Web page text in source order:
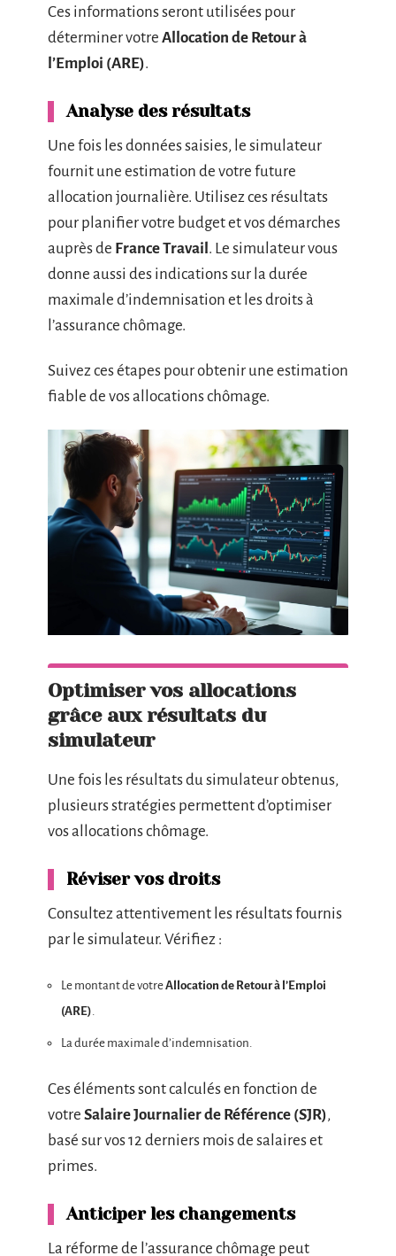
Ces informations seront utilisées pour
déterminer votre Allocation de Retour à
l’Emploi (ARE).
Analyse des résultats
Une fois les données saisies, le simulateur
fournit une estimation de votre future
allocation journalière. Utilisez ces résultats
pour planifier votre budget et vos démarches
auprès de France Travail. Le simulateur vous
donne aussi des indications sur la durée
maximale d’indemnisation et les droits à
l’assurance chômage.
Suivez ces étapes pour obtenir une estimation
fiable de vos allocations chômage.
Optimiser vos allocations
grâce aux résultats du
simulateur
Une fois les résultats du simulateur obtenus,
plusieurs stratégies permettent d’optimiser
vos allocations chômage.
Réviser vos droits
Consultez attentivement les résultats fournis
par le simulateur. Vérifiez :
Le montant de votreAllocation de Retour à l’Emploi
(ARE)
La durée maximale d’indemnisation.
Ces éléments sont calculés en fonction de
votre Salaire Journalier de Référence (SJR),
basé sur vos 12 derniers mois de salaires et
primes.
Anticiper les changements
La réforme de l’assurance chômage peut